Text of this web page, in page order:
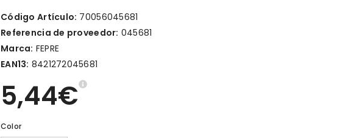
Código Artículo: 70056045681
Referencia de proveedor: 045681
Marca: FEPRE
EAN13: 8421272045681
5,44€
Color